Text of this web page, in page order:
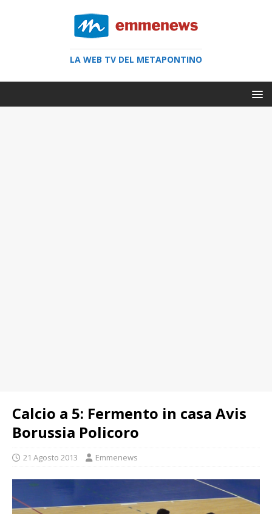
LA WEB TV DEL METAPONTINO
Calcio a 5: Fermento in casa Avis
Borussia Policoro
21 Agosto 2013 Emmenews